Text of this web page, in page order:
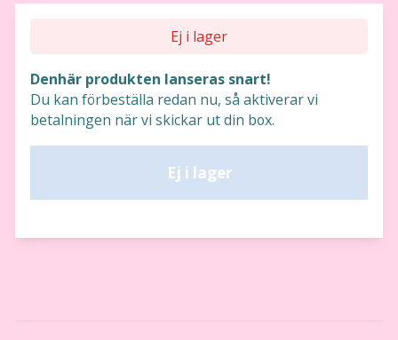
Ej i lager
Denhär produkten lanseras snart!
Du kan förbeställa redan nu, så aktiverar vi
betalningen när vi skickar ut din box.
Ej i lager